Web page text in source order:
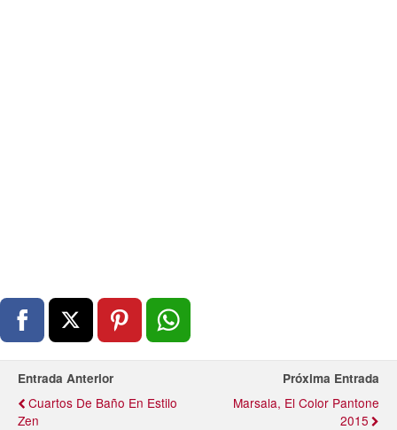
Entrada Anterior
Cuartos De Baño En Estilo
Zen
Próxima Entrada
Marsala, El Color Pantone
2015